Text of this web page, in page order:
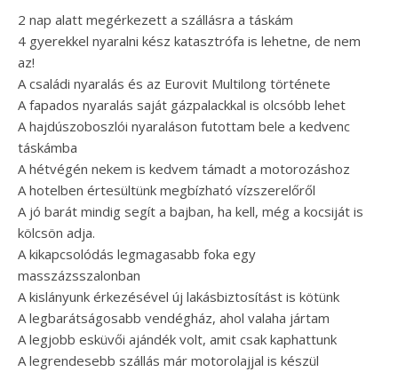
2 nap alatt megérkezett a szállásra a táskám
4 gyerekkel nyaralni kész katasztrófa is lehetne, de nem
az!
A családi nyaralás és az Eurovit Multilong története
A fapados nyaralás saját gázpalackkal is olcsóbb lehet
A hajdúszoboszlói nyaraláson futottam bele a kedvenc
táskámba
A hétvégén nekem is kedvem támadt a motorozáshoz
A hotelben értesültünk megbízható vízszerelőről
A jó barát mindig segít a bajban, ha kell, még a kocsiját is
kölcsön adja.
A kikapcsolódás legmagasabb foka egy
masszázsszalonban
A kislányunk érkezésével új lakásbiztosítást is kötünk
A legbarátságosabb vendégház, ahol valaha jártam
A legjobb esküvői ajándék volt, amit csak kaphattunk
A legrendesebb szállás már motorolajjal is készül